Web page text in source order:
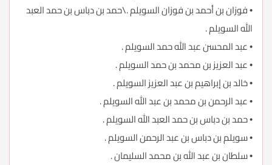
• فوزان بن أحمد بن فوزان السويلم .\حمد بن دباس بن حمد العبد
الله السويلم .
• عبد المحسن عبد الله حمد السويلم .
• عبد العزيز بن محمد بن حمد السويلم .
• خالد بن إبراهيم بن عبد العزيز السويلم .
• عبد الرحمن بن محمد بن عبد الله السويلم .
• حمد بن دباس بن حمد العبد الله السويلم .
• سويلم بن دباس بن عبد الرحمن السويلم .
• سلطان بن عبد الله بن محمد السليمان .